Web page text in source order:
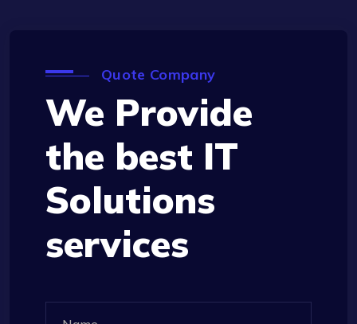
Quote Company
We Provide
the best IT
Solutions
services